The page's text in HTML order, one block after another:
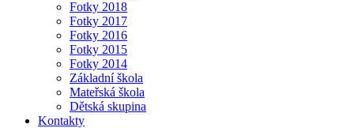
Fotky 2018
Fotky 2017
Fotky 2016
Fotky 2015
Fotky 2014
Základní škola
Mateřská škola
Dětská skupina
Kontakty